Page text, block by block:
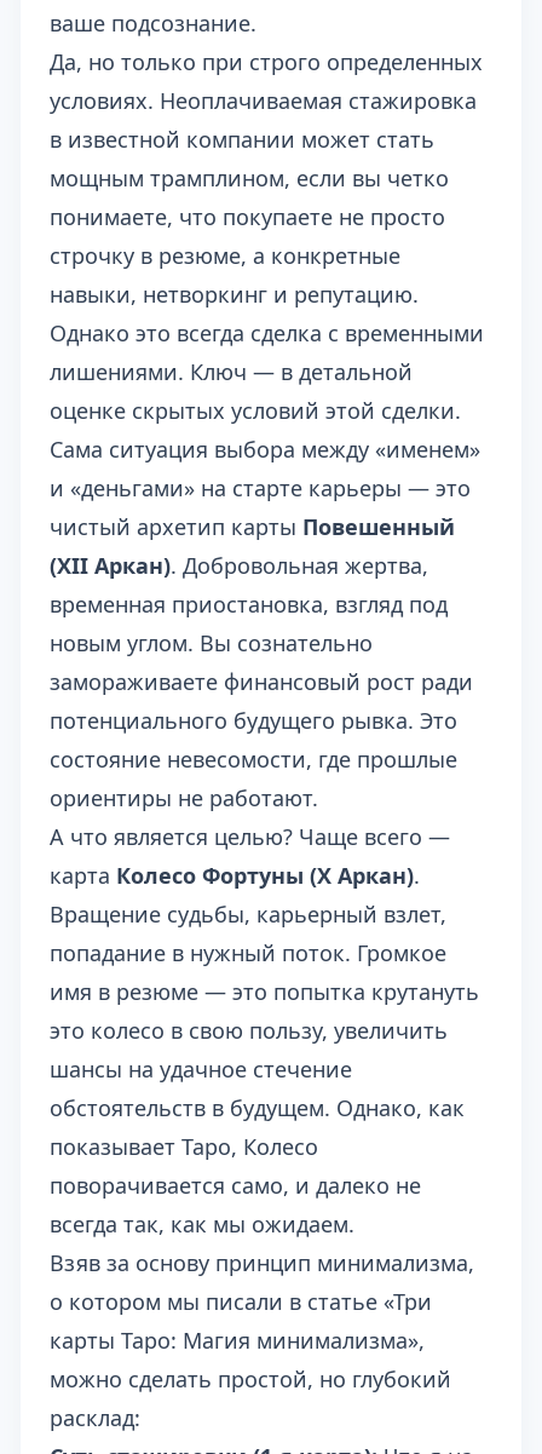
ваше подсознание.
Да, но только при строго определенных
условиях. Неоплачиваемая стажировка
в известной компании может стать
мощным трамплином, если вы четко
понимаете, что покупаете не просто
строчку в резюме, а конкретные
навыки, нетворкинг и репутацию.
Однако это всегда сделка с временными
лишениями. Ключ — в детальной
оценке скрытых условий этой сделки.
Сама ситуация выбора между «именем»
и «деньгами» на старте карьеры — это
чистый архетип карты Повешенный
(XII Аркан). Добровольная жертва,
временная приостановка, взгляд под
новым углом. Вы сознательно
замораживаете финансовый рост ради
потенциального будущего рывка. Это
состояние невесомости, где прошлые
ориентиры не работают.
А что является целью? Чаще всего —
карта Колесо Фортуны (X Аркан).
Вращение судьбы, карьерный взлет,
попадание в нужный поток. Громкое
имя в резюме — это попытка крутануть
это колесо в свою пользу, увеличить
шансы на удачное стечение
обстоятельств в будущем. Однако, как
показывает Таро, Колесо
поворачивается само, и далеко не
всегда так, как мы ожидаем.
Взяв за основу принцип минимализма,
о котором мы писали в статье «Три
карты Таро: Магия минимализма»,
можно сделать простой, но глубокий
расклад: